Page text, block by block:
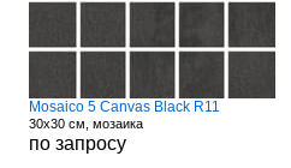
Mosaico 5 Canvas Black R11
30x30 см, мозаика
по запросу